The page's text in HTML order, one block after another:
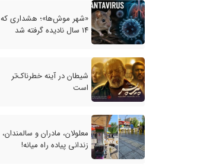
«شهر موش‌ها»؛ هشداری که
۱۴ سال نادیده گرفته شد
شیطان در آینه خطرناک‌تر
است
معلولان، مادران و سالمندان،
زندانی پیاده راه میانه!